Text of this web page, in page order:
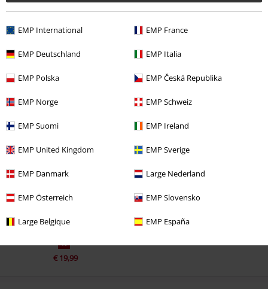
EMP International EMP France
EMP Deutschland EMP Italia
EMP Polska EMP Česká Republika
EMP Norge EMP Schweiz
EMP Suomi EMP Ireland
EMP United Kingdom EMP Sverige
EMP Danmark Large Nederland
EMP Österreich EMP Slovensko
Large Belgique EMP España
Naposledy navštívené
%
€ 19,99